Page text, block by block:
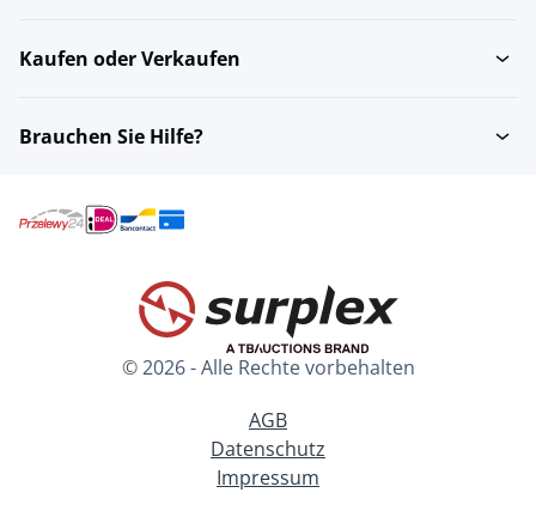
Kaufen oder Verkaufen
Brauchen Sie Hilfe?
© 2026 - Alle Rechte vorbehalten
AGB
Datenschutz
Impressum